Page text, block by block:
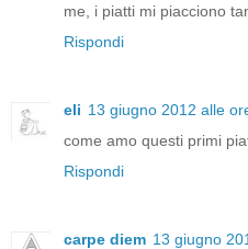
me, i piatti mi piacciono
Rispondi
eli 13 giugno 2012 alle
come amo questi primi
Rispondi
carpe diem 13 giugno